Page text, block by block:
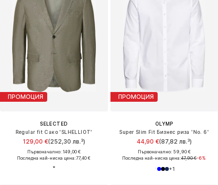
ПРОМОЦИЯ
SELECTED
Regular fit Сако 'SLHELLIOT'
129,00 €(252,30 лв.³)
Първоначално: 149,00 €
Последна най-ниска цена:77,40 €
ПРОМОЦИЯ
OLYMP
Super Slim Fit Бизнес риза 'No. 6'
44,90 €(87,82 лв.³)
Първоначално: 59,90 €
Последна най-ниска цена:47,90 €-6%
+1